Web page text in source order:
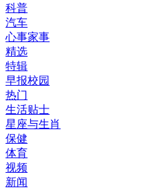
科普
汽车
心事家事
精选
特辑
早报校园
热门
生活贴士
星座与生肖
保健
体育
视频
新闻